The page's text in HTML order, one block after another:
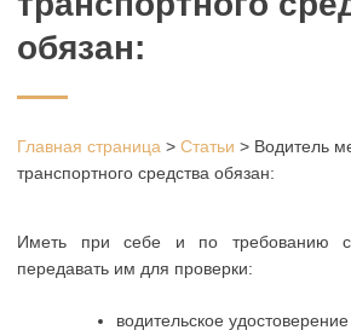
обязан:
Главная страница > Статьи > Водитель
транспортного средства обязан:
Иметь при себе и по требованию
передавать им для проверки:
водительское